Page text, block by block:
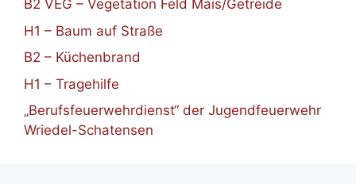
B2 VEG – Vegetation Feld Mais/Getreide
H1 – Baum auf Straße
B2 – Küchenbrand
H1 – Tragehilfe
„Berufsfeuerwehrdienst“ der Jugendfeuerwehr
Wriedel-Schatensen